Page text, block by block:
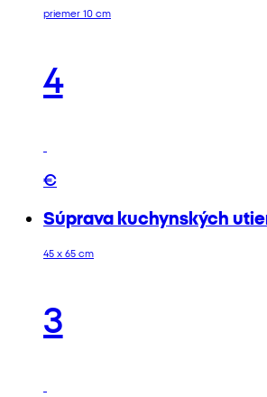
priemer 10 cm
4
€
Súprava kuchynských
45 x 65 cm
3